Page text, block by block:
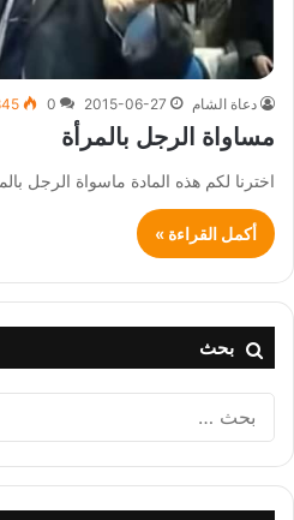
دعاة الشام 2015-06-27
0
مساواة الرجل بالمرأة
اخترنا لكم هذه المادة ماسواة الرجل
أكمل القراءة »
بحث